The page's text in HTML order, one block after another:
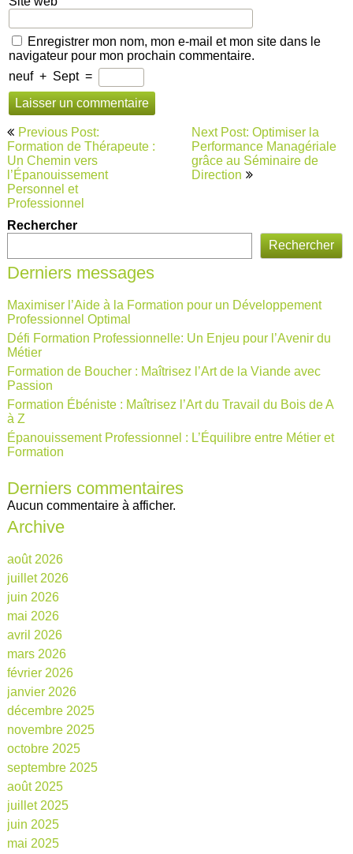
Enregistrer mon nom, mon e-mail et mon site dans le
navigateur pour mon prochain commentaire.
neuf + Sept =
Navigation
de
l’article
Previous Post:
Formation de Thérapeute :
Un Chemin vers
l’Épanouissement
Personnel et
Professionnel
Next Post: Optimiser la
Performance Managériale
grâce au Séminaire de
Direction
Rechercher
Rechercher
Derniers messages
Maximiser l’Aide à la Formation pour un Développement
Professionnel Optimal
Défi Formation Professionnelle: Un Enjeu pour l’Avenir du
Métier
Formation de Boucher : Maîtrisez l’Art de la Viande avec
Passion
Formation Ébéniste : Maîtrisez l’Art du Travail du Bois de A
à Z
Épanouissement Professionnel : L’Équilibre entre Métier et
Formation
Derniers commentaires
Aucun commentaire à afficher.
Archive
août 2026
juillet 2026
juin 2026
mai 2026
avril 2026
mars 2026
février 2026
janvier 2026
décembre 2025
novembre 2025
octobre 2025
septembre 2025
août 2025
juillet 2025
juin 2025
mai 2025